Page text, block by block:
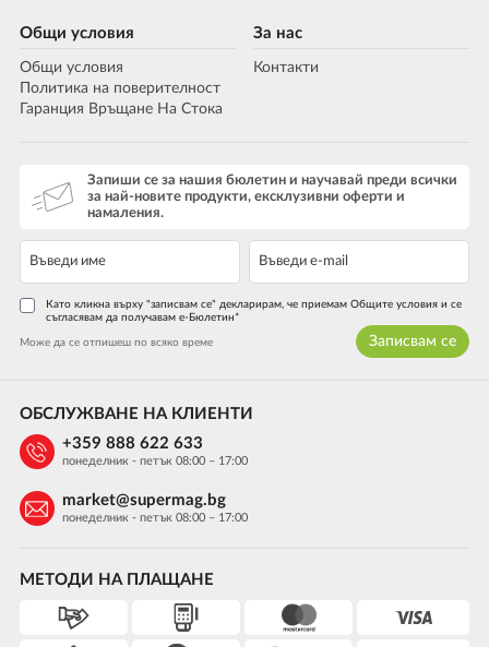
Общи условия
Общи условия
Политика на поверителност
Гаранция Връщане На Стока
За нас
Контакти
Запиши се за нашия бюлетин и научавай преди всички
за най-новите продукти, ексклузивни оферти и
намаления.
Като кликна върху "записвам се" декларирам, че приемам Общите условия и се
съгласявам да получавам е-Бюлетин*
Може да се отпишеш по всяко време Записвам се
МЕТОДИ НА ПЛАЩАНЕ
ОБСЛУЖВАНЕ НА КЛИЕНТИ
+359 888 622 633
понеделник - петък 08:00 – 17:00
market@supermag.bg
понеделник - петък 08:00 – 17:00